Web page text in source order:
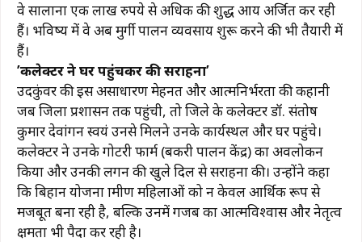
वे सालाना एक लाख रुपये से अधिक की शुद्ध आय अर्जित कर रही
हैं। भविष्य में वे अब मुर्गी पालन व्यवसाय शुरू करने की भी तैयारी में
हैं।
’कलेक्टर ने घर पहुंचकर की सराहना’
उदकुंवर की इस असाधारण मेहनत और आत्मनिर्भरता की कहानी
जब जिला प्रशासन तक पहुंची, तो जिले के कलेक्टर डॉ. संतोष
कुमार देवांगन स्वयं उनसे मिलने उनके कार्यस्थल और घर पहुंचे।
कलेक्टर ने उनके गोटरी फार्म (बकरी पालन केंद्र) का अवलोकन
किया और उनकी लगन की खुले दिल से सराहना की। उन्होंने कहा
कि बिहान योजना ग्रामीण महिलाओं को न केवल आर्थिक रूप से
मजबूत बना रही है, बल्कि उनमें गजब का आत्मविश्वास और नेतृत्व
क्षमता भी पैदा कर रही है।